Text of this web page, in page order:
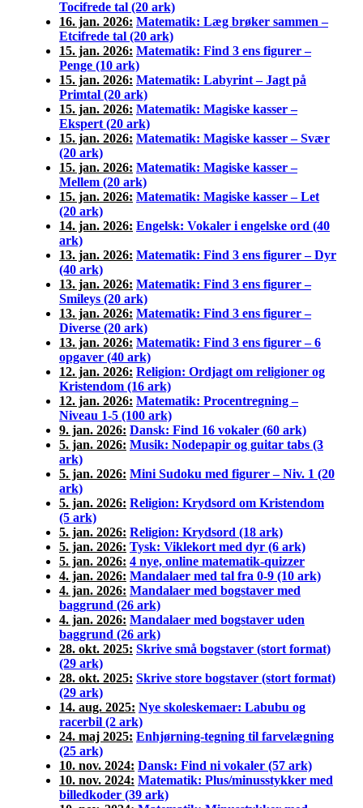
Tocifrede tal (20 ark)
16. jan. 2026: Matematik: Læg brøker sammen –
Etcifrede tal (20 ark)
15. jan. 2026: Matematik: Find 3 ens figurer –
Penge (10 ark)
15. jan. 2026: Matematik: Labyrint – Jagt på
Primtal (20 ark)
15. jan. 2026: Matematik: Magiske kasser –
Ekspert (20 ark)
15. jan. 2026: Matematik: Magiske kasser – Svær
(20 ark)
15. jan. 2026: Matematik: Magiske kasser –
Mellem (20 ark)
15. jan. 2026: Matematik: Magiske kasser – Let
(20 ark)
14. jan. 2026: Engelsk: Vokaler i engelske ord (40
ark)
13. jan. 2026: Matematik: Find 3 ens figurer – Dyr
(40 ark)
13. jan. 2026: Matematik: Find 3 ens figurer –
Smileys (20 ark)
13. jan. 2026: Matematik: Find 3 ens figurer –
Diverse (20 ark)
13. jan. 2026: Matematik: Find 3 ens figurer – 6
opgaver (40 ark)
12. jan. 2026: Religion: Ordjagt om religioner og
Kristendom (16 ark)
12. jan. 2026: Matematik: Procentregning –
Niveau 1-5 (100 ark)
9. jan. 2026: Dansk: Find 16 vokaler (60 ark)
5. jan. 2026: Musik: Nodepapir og guitar tabs (3
ark)
5. jan. 2026: Mini Sudoku med figurer – Niv. 1 (20
ark)
5. jan. 2026: Religion: Krydsord om Kristendom
(5 ark)
5. jan. 2026: Religion: Krydsord (18 ark)
5. jan. 2026: Tysk: Viklekort med dyr (6 ark)
5. jan. 2026: 4 nye, online matematik-quizzer
4. jan. 2026: Mandalaer med tal fra 0-9 (10 ark)
4. jan. 2026: Mandalaer med bogstaver med
baggrund (26 ark)
4. jan. 2026: Mandalaer med bogstaver uden
baggrund (26 ark)
28. okt. 2025: Skrive små bogstaver (stort format)
(29 ark)
28. okt. 2025: Skrive store bogstaver (stort format)
(29 ark)
14. aug. 2025: Nye skoleskemaer: Labubu og
racerbil (2 ark)
24. maj 2025: Enhjørning-tegning til farvelægning
(25 ark)
10. nov. 2024: Dansk: Find ni vokaler (57 ark)
10. nov. 2024: Matematik: Plus/minusstykker med
billedkoder (39 ark)